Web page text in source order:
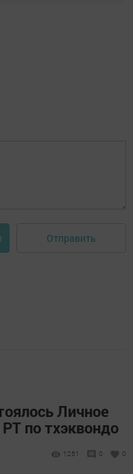
Отправить
Личное
по тхэквондо
1251 0 0